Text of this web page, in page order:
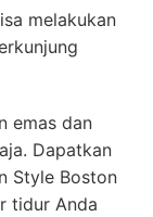
melakukan
emas dan
Dapatkan
Style Boston
tidur Anda